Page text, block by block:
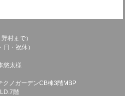
村まで）
・祝休）
悠太様
クノガーデンCB棟3階MBP
階